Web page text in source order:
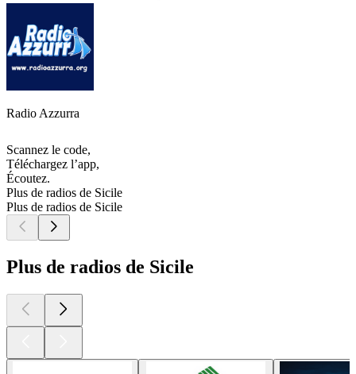
Radio Azzurra
Scannez le code,
Téléchargez l’app,
Écoutez.
Plus de radios de Sicile
Plus de radios de Sicile
Plus de radios de Sicile